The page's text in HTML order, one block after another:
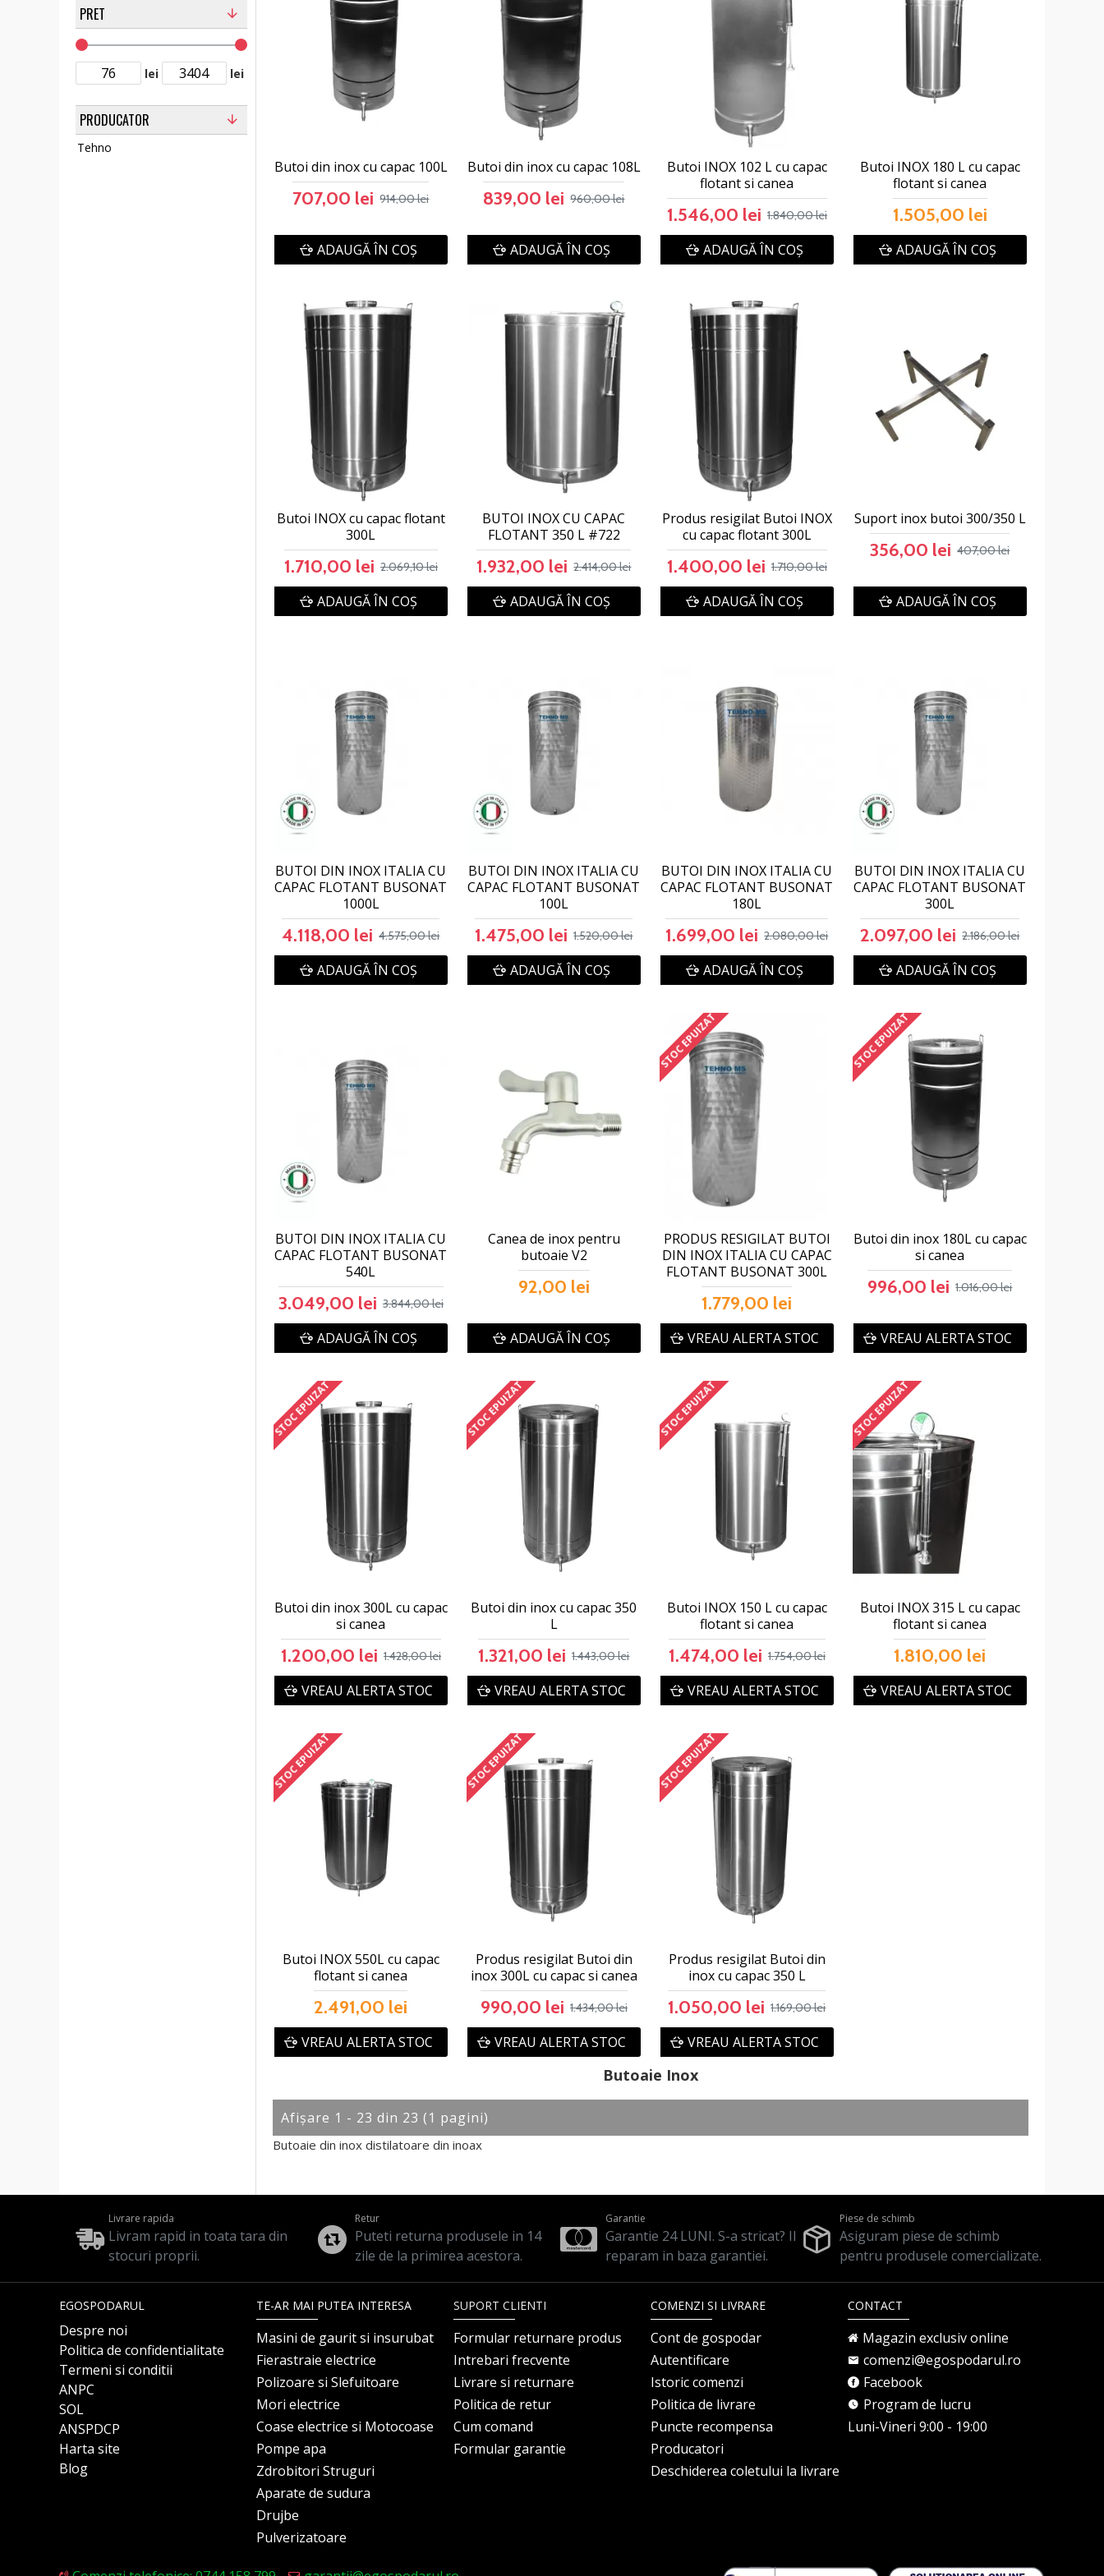
PRET
lei lei
PRODUCATOR
Tehno
Butoaie din inox distilatoare din inoax
Butoi din inox cu capac 100L
707,00 lei 914,00 lei
ADAUGĂ ÎN COŞ
Butoi din inox cu capac 108L
839,00 lei 960,00 lei
ADAUGĂ ÎN COŞ
Butoi INOX 102 L cu capac
flotant si canea
1.546,00 lei 1.840,00 lei
ADAUGĂ ÎN COŞ
Butoi INOX 180 L cu capac
flotant si canea
1.505,00 lei
ADAUGĂ ÎN COŞ
Butoi INOX cu capac flotant
300L
1.710,00 lei 2.069,10 lei
ADAUGĂ ÎN COŞ
BUTOI INOX CU CAPAC
FLOTANT 350 L #722
1.932,00 lei 2.414,00 lei
ADAUGĂ ÎN COŞ
Produs resigilat Butoi INOX
cu capac flotant 300L
1.400,00 lei 1.710,00 lei
ADAUGĂ ÎN COŞ
Suport inox butoi 300/350 L
356,00 lei 407,00 lei
ADAUGĂ ÎN COŞ
BUTOI DIN INOX ITALIA CU
CAPAC FLOTANT BUSONAT
1000L
4.118,00 lei 4.575,00 lei
ADAUGĂ ÎN COŞ
BUTOI DIN INOX ITALIA CU
CAPAC FLOTANT BUSONAT
100L
1.475,00 lei 1.520,00 lei
ADAUGĂ ÎN COŞ
BUTOI DIN INOX ITALIA CU
CAPAC FLOTANT BUSONAT
180L
1.699,00 lei 2.080,00 lei
ADAUGĂ ÎN COŞ
BUTOI DIN INOX ITALIA CU
CAPAC FLOTANT BUSONAT
300L
2.097,00 lei 2.186,00 lei
ADAUGĂ ÎN COŞ
BUTOI DIN INOX ITALIA CU
CAPAC FLOTANT BUSONAT
540L
3.049,00 lei 3.844,00 lei
ADAUGĂ ÎN COŞ
Canea de inox pentru
butoaie V2
92,00 lei
ADAUGĂ ÎN COŞ
STOC EPUIZAT
PRODUS RESIGILAT BUTOI
DIN INOX ITALIA CU CAPAC
FLOTANT BUSONAT 300L
1.779,00 lei
VREAU ALERTA STOC
STOC EPUIZAT
Butoi din inox 180L cu capac
si canea
996,00 lei 1.016,00 lei
VREAU ALERTA STOC
STOC EPUIZAT
Butoi din inox 300L cu capac
si canea
1.200,00 lei 1.428,00 lei
VREAU ALERTA STOC
STOC EPUIZAT
Butoi din inox cu capac 350
L
1.321,00 lei 1.443,00 lei
VREAU ALERTA STOC
STOC EPUIZAT
Butoi INOX 150 L cu capac
flotant si canea
1.474,00 lei 1.754,00 lei
VREAU ALERTA STOC
STOC EPUIZAT
Butoi INOX 315 L cu capac
flotant si canea
1.810,00 lei
VREAU ALERTA STOC
STOC EPUIZAT
Butoi INOX 550L cu capac
flotant si canea
2.491,00 lei
VREAU ALERTA STOC
STOC EPUIZAT
Produs resigilat Butoi din
inox 300L cu capac si canea
990,00 lei 1.434,00 lei
VREAU ALERTA STOC
STOC EPUIZAT
Produs resigilat Butoi din
inox cu capac 350 L
1.050,00 lei 1.169,00 lei
VREAU ALERTA STOC
Butoaie Inox
Afişare 1 - 23 din 23 (1 pagini)
Livrare rapida
Livram rapid in toata tara din
stocuri proprii.
Retur
Puteti returna produsele in 14
zile de la primirea acestora.
Garantie
Garantie 24 LUNI. S-a stricat? Il
reparam in baza garantiei.
Piese de schimb
Asiguram piese de schimb
pentru produsele comercializate.
EGOSPODARUL
Despre noi
Politica de confidentialitate
Termeni si conditii
ANPC
SOL
ANSPDCP
Harta site
Blog
TE-AR MAI PUTEA INTERESA
Masini de gaurit si insurubat
Fierastraie electrice
Polizoare si Slefuitoare
Mori electrice
Coase electrice si Motocoase
Pompe apa
Zdrobitori Struguri
Aparate de sudura
Drujbe
Pulverizatoare
SUPORT CLIENTI
Formular returnare produs
Intrebari frecvente
Livrare si returnare
Politica de retur
Cum comand
Formular garantie
COMENZI SI LIVRARE
Cont de gospodar
Autentificare
Istoric comenzi
Politica de livrare
Puncte recompensa
Producatori
Deschiderea coletului la livrare
CONTACT
Magazin exclusiv online
comenzi@egospodarul.ro
Facebook
Program de lucru
Luni-Vineri 9:00 - 19:00